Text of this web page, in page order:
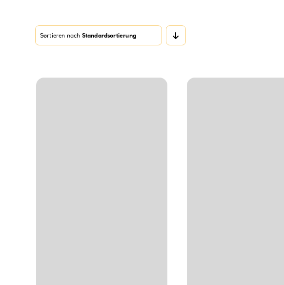
Sortieren nach Standardsortierung